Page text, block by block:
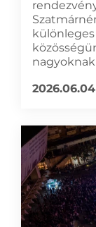
2026.06.04